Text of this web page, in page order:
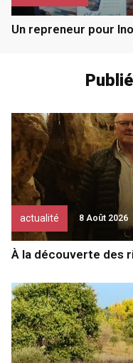
Un repreneur pour
actualité 8 Août 2026
À la découverte des